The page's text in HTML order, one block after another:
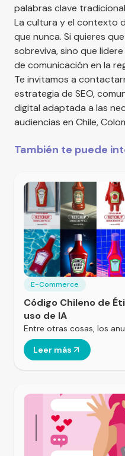
palabras clave
La cultura y el contexto
que nunca. Si quieres
sobreviva, sino que
de comunicación en la
Te invitamos a
estrategia de SEO,
digital adaptada a las
audiencias en Chile,
También te puede
E-Commerce
Código Chileno de
uso de IA
Entre otras cosas, los
Leer más